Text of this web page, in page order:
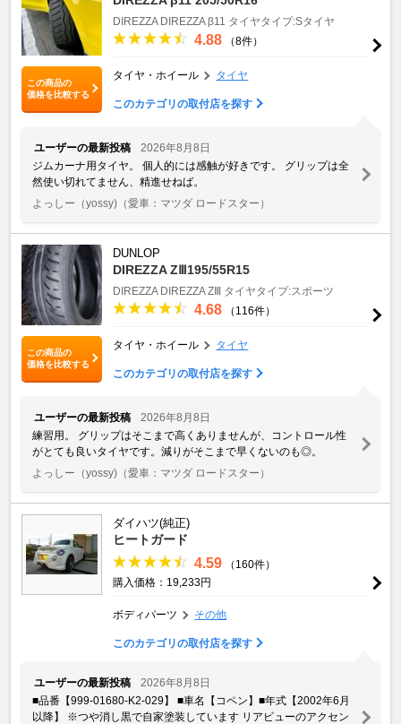
この商品の
価格を比較する
DIREZZA DIREZZA β11 タイヤタイプ:Sタイヤ
4.88 （8件）
タイヤ・ホイール タイヤ
このカテゴリの取付店を探す
ユーザーの最新投稿
2026年8月8日
ジムカーナ用タイヤ。 個人的には感触が好きです。 グリップは全
然使い切れてません、精進せねば。
よっしー（yossy) （愛車：マツダ ロードスター）
この商品の
価格を比較する
DUNLOP
DIREZZA ZⅢ195/55R15
DIREZZA DIREZZA ZⅢ タイヤタイプ:スポーツ
4.68 （116件）
タイヤ・ホイール タイヤ
このカテゴリの取付店を探す
ユーザーの最新投稿
2026年8月8日
練習用。 グリップはそこまで高くありませんが、コントロール性
がとても良いタイヤです。減りがそこまで早くないのも◎。
よっしー（yossy) （愛車：マツダ ロードスター）
ダイハツ(純正)
ヒートガード
4.59
（160件）
購入価格：19,233円
ボディパーツ その他
このカテゴリの取付店を探す
ユーザーの最新投稿
2026年8月8日
■品番【999-01680-K2-029】 ■車名【コペン】■年式【2002年6月
以降】 ※つや消し黒で自家塗装しています リアビューのアクセン